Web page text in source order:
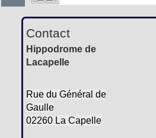
Contact
Hippodrome de
Lacapelle
Rue du Général de
Gaulle
02260 La Capelle